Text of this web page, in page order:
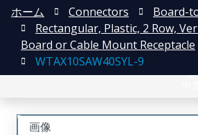
ホーム Connectors
Board-
Rectangular, Plastic, 2 Row,
Board or Cable Mount Receptacle
WTAX10SAW40SYL-9
画像